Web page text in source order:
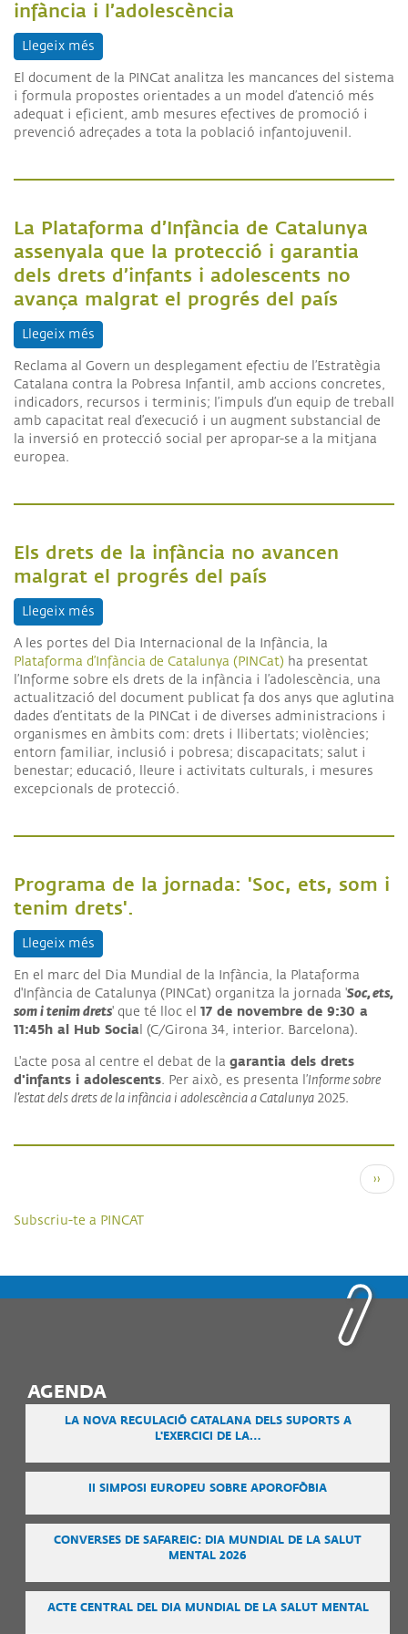
infància i l’adolescència
Llegeix més
El document de la PINCat analitza les mancances del sistema
i formula propostes orientades a un model d’atenció més
adequat i eficient, amb mesures efectives de promoció i
prevenció adreçades a tota la població infantojuvenil.
La Plataforma d’Infància de Catalunya
assenyala que la protecció i garantia
dels drets d’infants i adolescents no
avança malgrat el progrés del país
Llegeix més
Reclama al Govern un desplegament efectiu de l’Estratègia
Catalana contra la Pobresa Infantil, amb accions concretes,
indicadors, recursos i terminis; l’impuls d’un equip de treball
amb capacitat real d’execució i un augment substancial de
la inversió en protecció social per apropar-se a la mitjana
europea.
Els drets de la infància no avancen
malgrat el progrés del país
Llegeix més
A les portes del Dia Internacional de la Infància, la
Plataforma d’Infància de Catalunya (PINCat) ha presentat
l’Informe sobre els drets de la infància i l’adolescència, una
actualització del document publicat fa dos anys que aglutina
dades d’entitats de la PINCat i de diverses administracions i
organismes en àmbits com: drets i llibertats; violències;
entorn familiar, inclusió i pobresa; discapacitats; salut i
benestar; educació, lleure i activitats culturals, i mesures
excepcionals de protecció.
Programa de la jornada: 'Soc, ets, som i
tenim drets'.
Llegeix més
En el marc del Dia Mundial de la Infància, la Plataforma
d'Infància de Catalunya (PINCat) organitza la jornada 'Soc, ets,
som i tenim drets' que té lloc el 17 de novembre de 9:30 a
11:45h al Hub Socia l (C/Girona 34, interior. Barcelona).
L'acte posa al centre el debat de la garantia dels drets
d'infants i adolescents. Per això, es presenta l’Informe sobre
l’estat dels drets de la infància i adolescència a Catalunya 2025.
››
Subscriu-te a PINCAT
AGENDA
LA NOVA REGULACIÓ CATALANA DELS SUPORTS A
L'EXERCICI DE LA…
II SIMPOSI EUROPEU SOBRE APOROFÒBIA
CONVERSES DE SAFAREIG: DIA MUNDIAL DE LA SALUT
MENTAL 2026
ACTE CENTRAL DEL DIA MUNDIAL DE LA SALUT MENTAL